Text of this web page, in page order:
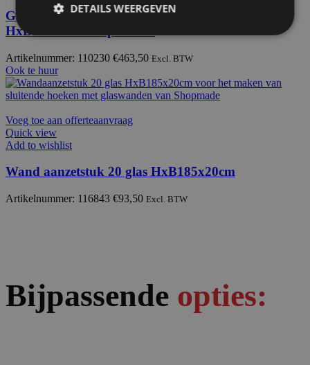
Glaswand glas en paneel met opening
HxB190x104cm op voeten
Artikelnummer: 110230 €463,50 Excl. BTW
Ook te huur
Voeg toe aan offerteaanvraag
Quick view
Add to wishlist
Wand aanzetstuk 20 glas HxB185x20cm
Artikelnummer: 116843 €93,50 Excl. BTW
Bijpassende opties:
DETAILS WEERGEVEN